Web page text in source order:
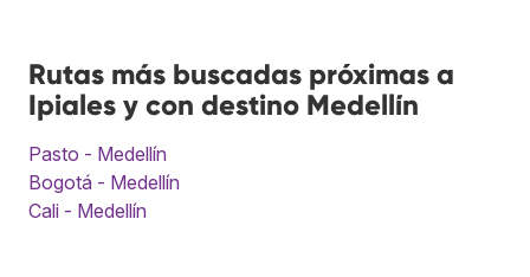
Rutas más buscadas próximas a
Ipiales y con destino Medellín
Pasto - Medellín
Bogotá - Medellín
Cali - Medellín